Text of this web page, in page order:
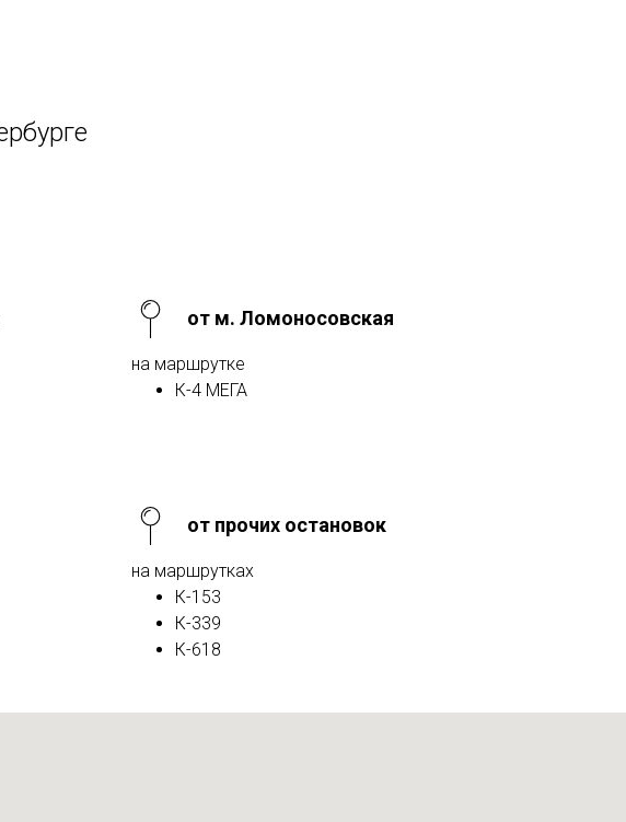
от м. Ломоносовская
на маршрутке
К-4 МЕГА
от прочих остановок
на маршрутках
К-153
К-339
К-618